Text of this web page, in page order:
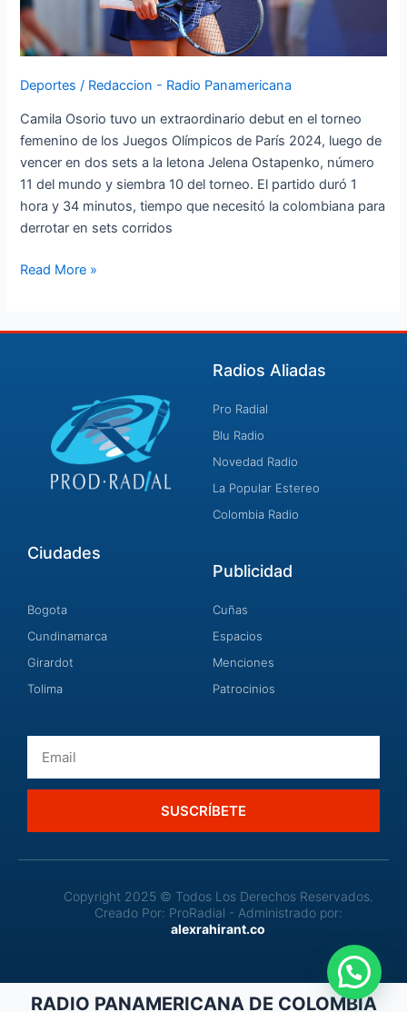
Deportes / Redaccion - Radio Panamericana
Camila Osorio tuvo un extraordinario debut en el torneo
femenino de los Juegos Olímpicos de París 2024, luego de
vencer en dos sets a la letona Jelena Ostapenko, número
11 del mundo y siembra 10 del torneo. El partido duró 1
hora y 34 minutos, tiempo que necesitó la colombiana para
derrotar en sets corridos
Read More »
Radios Aliadas
Pro Radial
Blu Radio
Novedad Radio
La Popular Estereo
Colombia Radio
Ciudades
Bogota
Cundinamarca
Girardot
Tolima
Publicidad
Cuñas
Espacios
Menciones
Patrocinios
SUSCRÍBETE
Copyright 2025 © Todos Los Derechos Reservados.
Creado Por: ProRadial - Administrado por:
alexrahirant.co
RADIO PANAMERICANA DE COLOMBIA